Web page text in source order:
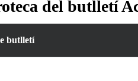
del butlletí
butlletí